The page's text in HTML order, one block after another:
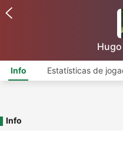
Info Estatísticas de
Info